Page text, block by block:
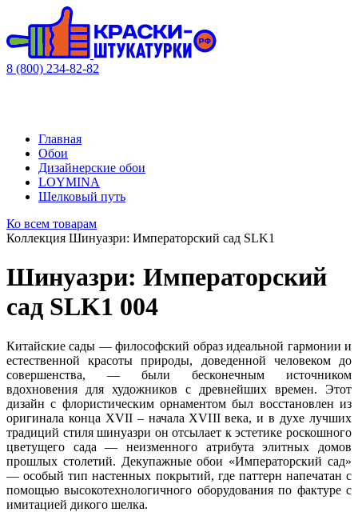
8 (800) 234-82-82
Главная
Обои
Дизайнерские обои
LOYMINA
Шелковый путь
Ко всем товарам
Коллекция Шинуазри: Императорский сад SLK1
Шинуазри: Императорский
сад SLK1 004
Китайские сады — философский образ идеальной гармонии и
естественной красоты природы, доведенной человеком до
совершенства, — были бесконечным источником
вдохновения для художников с древнейших времен. Этот
дизайн с флористическим орнаментом был восстановлен из
оригинала конца XVII – начала XVIII века, и в духе лучших
традиций стиля шинуазри он отсылает к эстетике роскошного
цветущего сада — неизменного атрибута элитных домов
прошлых столетий. Декупажные обои «Императорский сад»
— особый тип настенных покрытий, где паттерн напечатан с
помощью высокотехнологичного оборудования по фактуре с
имитацией дикого шелка.